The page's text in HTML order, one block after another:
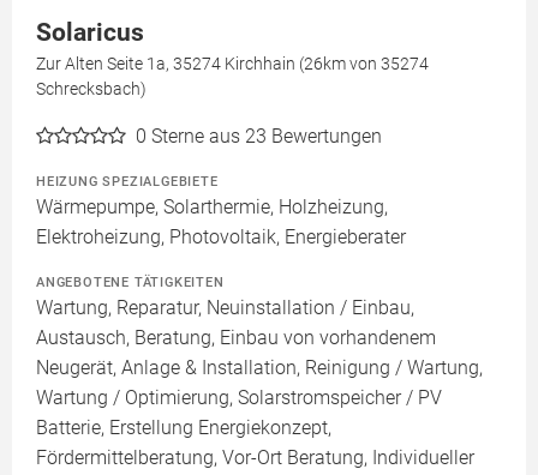
Solaricus
Zur Alten Seite 1a, 35274 Kirchhain (26km von 35274
Schrecksbach)
0 Sterne aus 23 Bewertungen
HEIZUNG SPEZIALGEBIETE
Wärmepumpe, Solarthermie, Holzheizung,
Elektroheizung, Photovoltaik, Energieberater
ANGEBOTENE TÄTIGKEITEN
Wartung, Reparatur, Neuinstallation / Einbau,
Austausch, Beratung, Einbau von vorhandenem
Neugerät, Anlage & Installation, Reinigung / Wartung,
Wartung / Optimierung, Solarstromspeicher / PV
Batterie, Erstellung Energiekonzept,
Fördermittelberatung, Vor-Ort Beratung, Individueller